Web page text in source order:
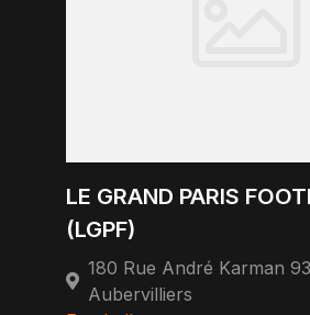
LE GRAND PARIS
(LGPF)
180 Rue André Karman
Aubervilliers